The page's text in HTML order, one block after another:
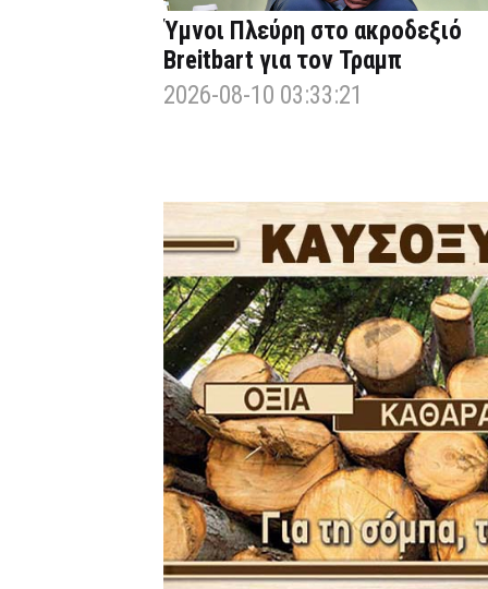
Ύμνοι Πλεύρη στο ακροδεξιό
Breitbart για τον Τραμπ
2026-08-10 03:33:21